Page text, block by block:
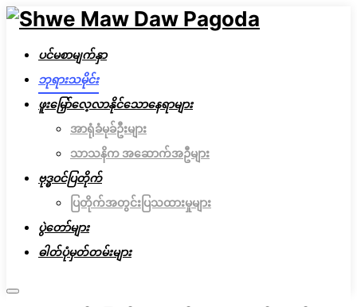
ပင်မစာမျက်နှာ
ဘုရားသမိုင်း
ဖူးမြှော်လေ့လာနိုင်သောနေရာများ
အာရုံခံမုခ်ဦးများ
သာသနိက အဆောက်အဦများ
ဗုဒ္ဓဝင်ပြတိုက်
ပြတိုက်အတွင်းပြသထားမှုများ
ပွဲတော်များ
ဓါတ်ပုံမှတ်တမ်းများ